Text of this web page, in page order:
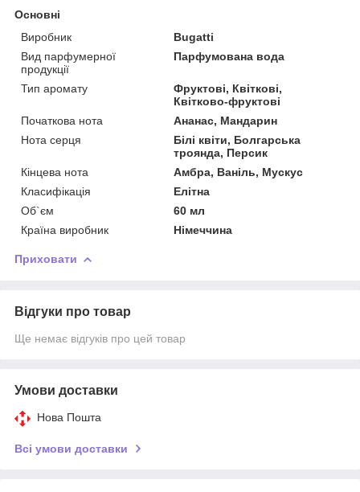
Основні
Виробник
Bugatti
Вид парфумерної
продукції
Парфумована вода
Тип аромату
Фруктові, Квіткові,
Квітково-фруктові
Початкова нота
Ананас, Мандарин
Нота серця
Білі квіти, Болгарська
троянда, Персик
Кінцева нота
Амбра, Ваніль, Мускус
Класифікація
Елітна
Об`єм
60 мл
Країна виробник
Німеччина
Приховати
Відгуки про товар
Ще немає відгуків про цей товар
Умови доставки
Нова Пошта
Всі умови доставки